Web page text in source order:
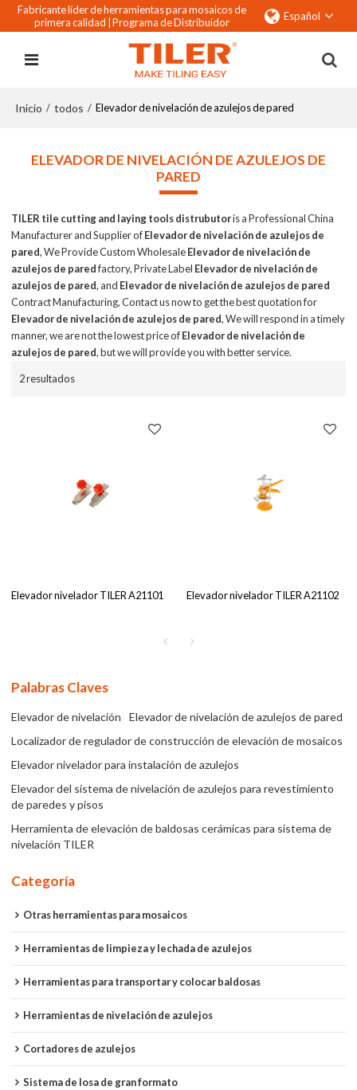
Fabricante líder de herramientas para mosaicos de
primera calidad | Programa de Distribuidor Español
Inicio / todos / Elevador de nivelación de azulejos de pared
ELEVADOR DE NIVELACIÓN DE AZULEJOS DE
PARED
TILER tile cutting and laying tools distrubutoris a Professional China
Manufacturer and Supplier ofElevador de nivelación de azulejos de
pared, We Provide Custom WholesaleElevador de nivelación de
azulejos de paredfactory, Private Label Elevador de nivelación de
azulejos de pared, and Elevador de nivelación de azulejos de pared
Contract Manufacturing, Contact us now to get the best quotation for
Elevador de nivelación de azulejos de pared, We will respond in a timely
manner, we are not the lowest price ofElevador de nivelación de
azulejos de pared, but we will provide you with better service.
2 resultados
Elevador nivelador TILER A21101 Elevador nivelador TILER A21102
Palabras Claves
Elevador de nivelación
Elevador de nivelación de azulejos de pared
Localizador de regulador de construcción de elevación de mosaicos
Elevador nivelador para instalación de azulejos
Elevador del sistema de nivelación de azulejos para revestimiento
de paredes y pisos
Herramienta de elevación de baldosas cerámicas para sistema de
nivelación TILER
Categoría
Otras herramientas para mosaicos
Herramientas de limpieza y lechada de azulejos
Herramientas para transportar y colocar baldosas
Herramientas de nivelación de azulejos
Cortadores de azulejos
Sistema de losa de gran formato